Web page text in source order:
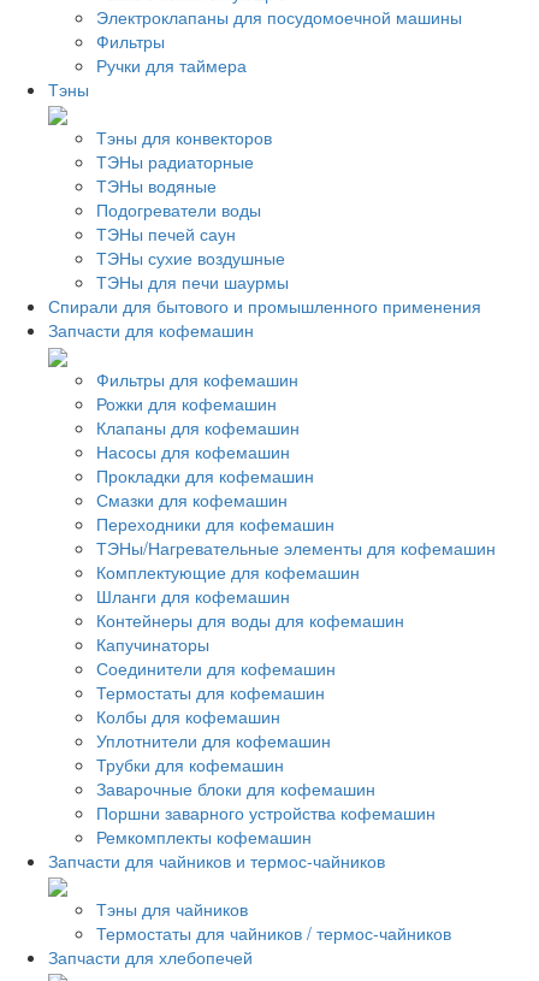
Электроклапаны для посудомоечной машины
Фильтры
Ручки для таймера
Тэны
Тэны для конвекторов
ТЭНы радиаторные
ТЭНы водяные
Подогреватели воды
ТЭНы печей саун
ТЭНы сухие воздушные
ТЭНы для печи шаурмы
Спирали для бытового и промышленного применения
Запчасти для кофемашин
Фильтры для кофемашин
Рожки для кофемашин
Клапаны для кофемашин
Насосы для кофемашин
Прокладки для кофемашин
Смазки для кофемашин
Переходники для кофемашин
ТЭНы/Нагревательные элементы для кофемашин
Комплектующие для кофемашин
Шланги для кофемашин
Контейнеры для воды для кофемашин
Капучинаторы
Соединители для кофемашин
Термостаты для кофемашин
Колбы для кофемашин
Уплотнители для кофемашин
Трубки для кофемашин
Заварочные блоки для кофемашин
Поршни заварного устройства кофемашин
Ремкомплекты кофемашин
Запчасти для чайников и термос-чайников
Тэны для чайников
Термостаты для чайников / термос-чайников
Запчасти для хлебопечей